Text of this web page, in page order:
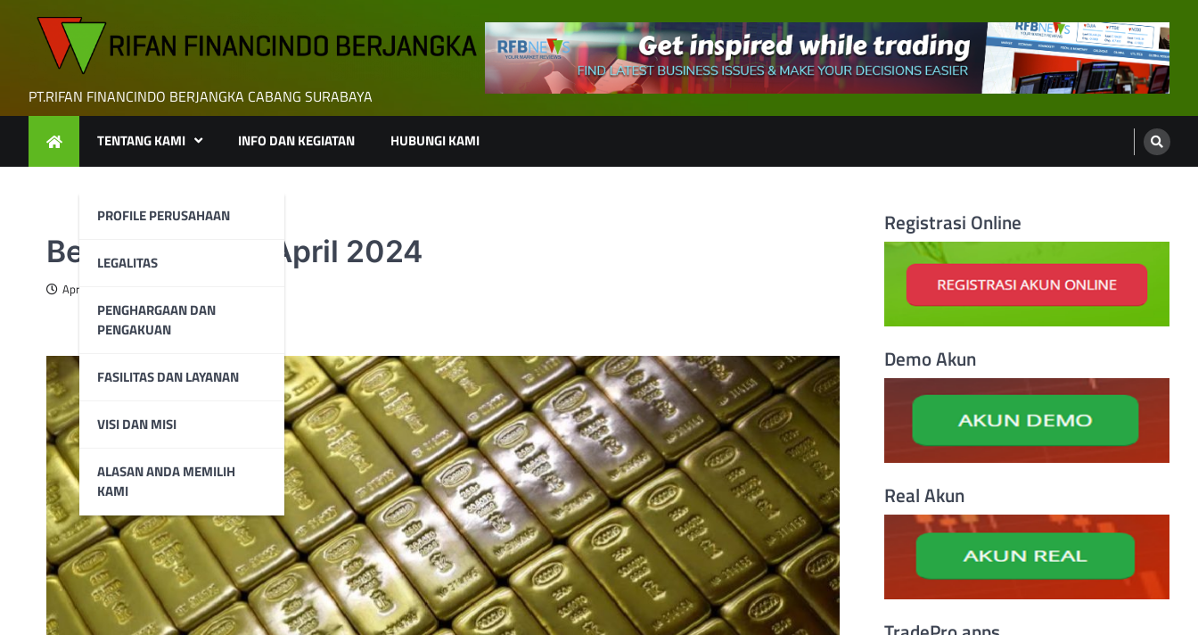
PT.RIFAN FINANCINDO BERJANGKA CABANG SURABAYA
TENTANG KAMI
PROFILE PERUSAHAAN
LEGALITAS
PENGHARGAAN DAN
PENGAKUAN
FASILITAS DAN LAYANAN
VISI DAN MISI
ALASAN ANDA MEMILIH
KAMI
INFO DAN KEGIATAN HUBUNGI KAMI
Berita Emas 26 April 2024
April 26, 2024
Registrasi Online
Demo Akun
Real Akun